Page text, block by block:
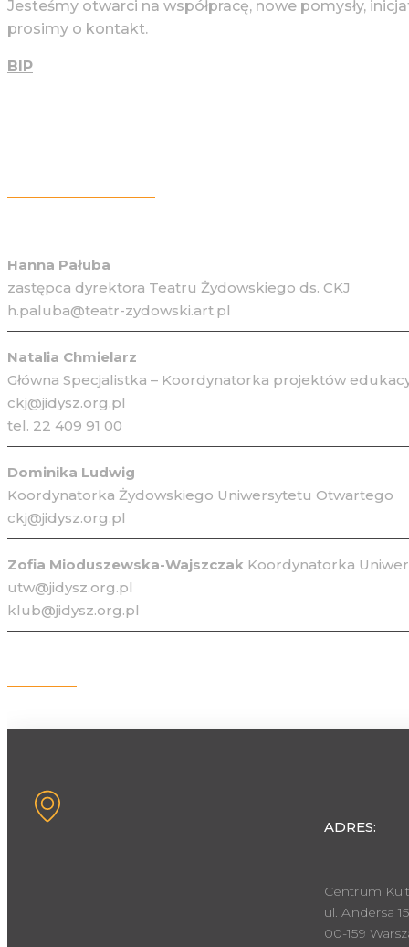
Jesteśmy otwarci na współpracę, nowe pomysły,
prosimy o kontakt.
BIP
Hanna Pałuba
zastępca dyrektora Teatru Żydowskiego ds. CKJ
h.paluba@teatr-zydowski.art.pl
Natalia Chmielarz
Główna Specjalistka – Koordynatorka projektów
ckj@jidysz.org.pl
tel. 22 409 91 00
Dominika Ludwig
Koordynatorka Żydowskiego Uniwersytetu Otwartego
ckj@jidysz.org.pl
Zofia Mioduszewska-Wajszczak Koordynatorka
utw@jidysz.org.pl
klub@jidysz.org.pl
ADRES:
Centrum
ul. Andersa
00-159